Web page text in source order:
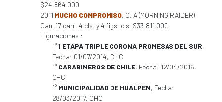
$24.864.000
2011 MUCHO COMPROMISO, C, A (MORNING RAIDER)
Gan. 17 carr. 4 cls. y 4 figs. cls. $33.811.000
Figuraciones :
1°1 ETAPA TRIPLE CORONA PROMESAS DEL SUR,
Fecha: 01/07/2014, CHC
1° CARABINEROS DE CHILE, Fecha: 12/04/2016,
CHC
1° MUNICIPALIDAD DE HUALPEN, Fecha:
28/03/2017, CHC